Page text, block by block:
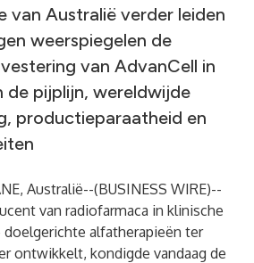
van Australië verder leiden
weerspiegelen de
van AdvanCell in
de pijplijn, wereldwijde
productieparaatheid en
Australië--(BUSINESS WIRE)--
van radiofarmaca in klinische
alfatherapieën ter
ontwikkelt, kondigde vandaag de